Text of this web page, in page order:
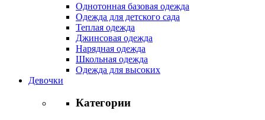
Однотонная базовая одежда
Одежда для детского сада
Теплая одежда
Джинсовая одежда
Нарядная одежда
Школьная одежда
Одежда для высоких
Девочки
Категории